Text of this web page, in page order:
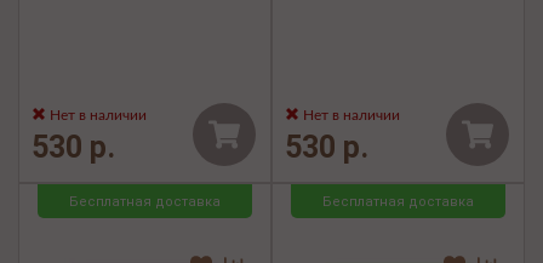
Нет в наличии
530 р.
Нет в наличии
530 р.
Бесплатная доставка Бесплатная доставка